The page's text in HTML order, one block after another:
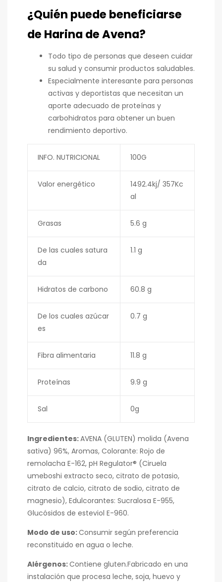
¿Quién puede beneficiarse
de Harina de Avena?
Todo tipo de personas que deseen cuidar
su salud y consumir productos saludables.
Especialmente interesante para personas
activas y deportistas que necesitan un
aporte adecuado de proteínas y
carbohidratos para obtener un buen
rendimiento deportivo.
INFO. NUTRICIONAL 100G
Valor energético
1492.4kj/ 357Kc
al
Grasas 5.6 g
De las cuales satura
da
1.1 g
Hidratos de carbono 60.8 g
De los cuales azúcar
es
0.7 g
Fibra alimentaria 11.8 g
Proteínas 9.9 g
Sal 0g
Ingredientes:AVENA (GLUTEN) molida (Avena
sativa) 96%, Aromas, Colorante: Rojo de
remolacha E-162, pH Regulator® (Ciruela
umeboshi extracto seco, citrato de potasio,
citrato de calcio, citrato de sodio, citrato de
magnesio), Edulcorantes: Sucralosa E-955,
Glucósidos de esteviol E-960.
Modo de uso:Consumir según preferencia
reconstituido en agua o leche.
Alérgenos:Contiene gluten.Fabricado en una
instalación que procesa leche, soja, huevo y